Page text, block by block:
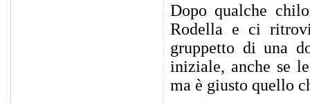
Dopo qualche
Rodella e ci
gruppetto di una
iniziale, anche se
ma è giusto quello